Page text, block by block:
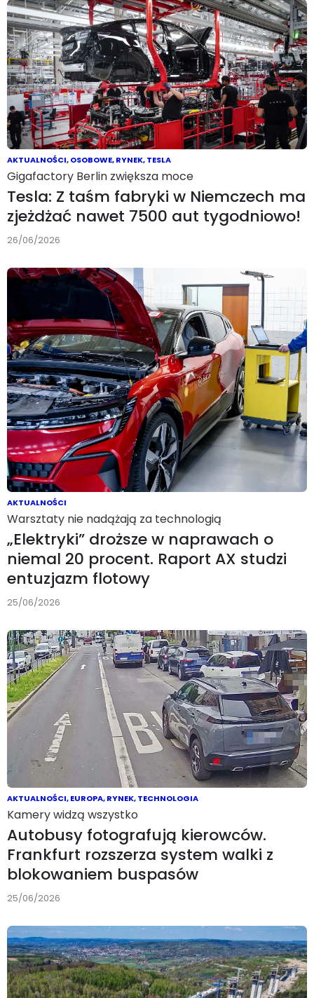
AKTUALNOŚCI,OSOBOWE,RYNEK,TESLA
Gigafactory Berlin zwiększa moce
Tesla: Z taśm fabryki w Niemczech ma
zjeżdżać nawet 7500 aut tygodniowo!
26/06/2026
AKTUALNOŚCI
Warsztaty nie nadążają za technologią
„Elektryki” droższe w naprawach o
niemal 20 procent. Raport AX studzi
entuzjazm flotowy
25/06/2026
AKTUALNOŚCI,EUROPA,RYNEK,TECHNOLOGIA
Kamery widzą wszystko
Autobusy fotografują kierowców.
Frankfurt rozszerza system walki z
blokowaniem buspasów
25/06/2026